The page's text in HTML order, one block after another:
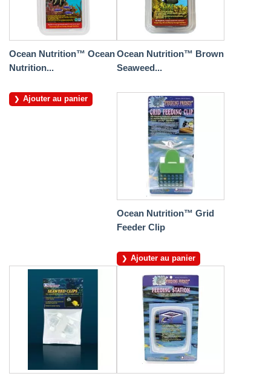
Ocean Nutrition™ Ocean
Nutrition...
Ajouter au panier
Ocean Nutrition™ Brown
Seaweed...
Ocean Nutrition™ Grid
Feeder Clip
Ajouter au panier